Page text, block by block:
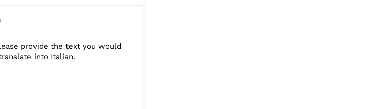
provide the text you would
into Italian.